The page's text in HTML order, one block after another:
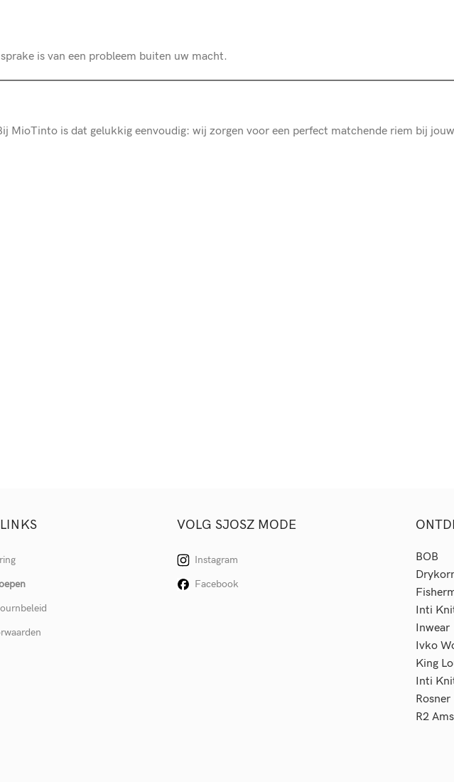
is van een probleem buiten uw macht.
MioTinto is dat gelukkig eenvoudig: wij zorgen voor een perfect matchende riem bij
VOLG SJOSZ MODE
Instagram
Facebook
BOB
Inti
Inwear
Ivko
King
Inti
Rosner
R2